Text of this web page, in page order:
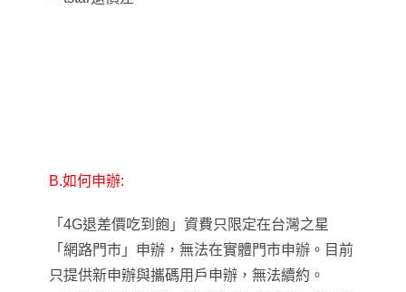
B.如何申辦:
「4G退差價吃到飽」資費只限定在台灣之星
「網路門市」申辦，無法在實體門市申辦。目前
只提供新申辦與攜碼用戶申辦，無法續約。